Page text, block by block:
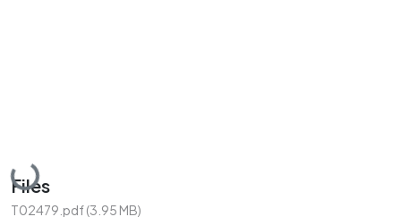
Loading...
Files
T02479.pdf(3.95 MB)